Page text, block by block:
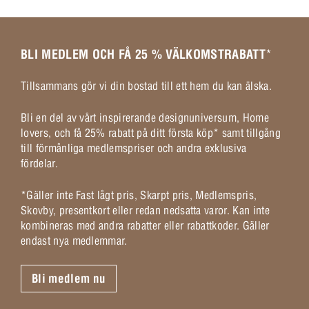
BLI MEDLEM OCH FÅ 25 % VÄLKOMSTRABATT*
Tillsammans gör vi din bostad till ett hem du kan älska.
Bli en del av vårt inspirerande designuniversum, Home
lovers, och få 25% rabatt på ditt första köp* samt tillgång
till förmånliga medlemspriser och andra exklusiva
fördelar.
*Gäller inte Fast lågt pris, Skarpt pris, Medlemspris,
Skovby, presentkort eller redan nedsatta varor. Kan inte
kombineras med andra rabatter eller rabattkoder. Gäller
endast nya medlemmar.
Bli medlem nu